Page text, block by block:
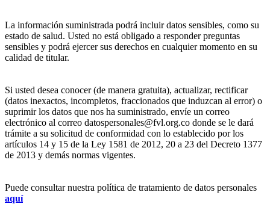
La información suministrada podrá incluir datos sensibles, como su
estado de salud. Usted no está obligado a responder preguntas
sensibles y podrá ejercer sus derechos en cualquier momento en su
calidad de titular.
Si usted desea conocer (de manera gratuita), actualizar, rectificar
(datos inexactos, incompletos, fraccionados que induzcan al error) o
suprimir los datos que nos ha suministrado, envíe un correo
electrónico al correo datospersonales@fvl.org.co donde se le dará
trámite a su solicitud de conformidad con lo establecido por los
artículos 14 y 15 de la Ley 1581 de 2012, 20 a 23 del Decreto 1377
de 2013 y demás normas vigentes.
Puede consultar nuestra política de tratamiento de datos personales
aquí